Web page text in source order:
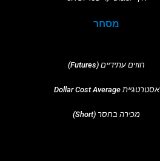
מסחר
חוזים עתידיים (Futures)
אסטרטגיית Dollar Cost Average
מכירה בחסר (Short)